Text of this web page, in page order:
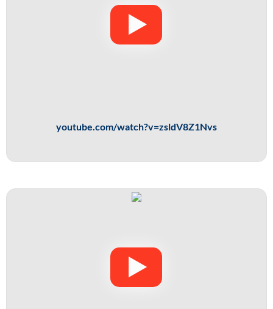
youtube.com/watch?v=zsldV8Z1Nvs